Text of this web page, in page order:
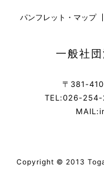
パンフレット・マップ
一般社
〒381-
TEL:026-
Copyright © 2013